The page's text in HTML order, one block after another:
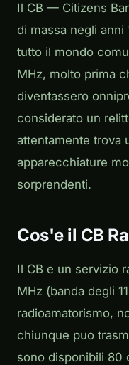
Il CB — Citizens
di massa negli
tutto il mondo
MHz, molto prima
diventassero
considerato un
attentamente trova
apparecchiature
sorprendenti.
Cos'e il CB
Il CB e un servizio
MHz (banda degli
radioamatorismo,
chiunque puo
sono disponibili 80